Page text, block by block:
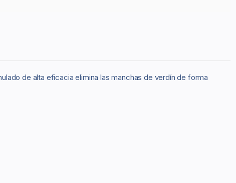
de alta eficacia elimina las manchas de verdín de forma